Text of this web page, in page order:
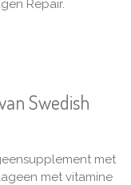
Repair.
Swedish
met
met vitamine